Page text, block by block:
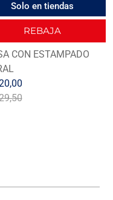
Solo en tiendas
REBAJA
CON ESTAMPADO